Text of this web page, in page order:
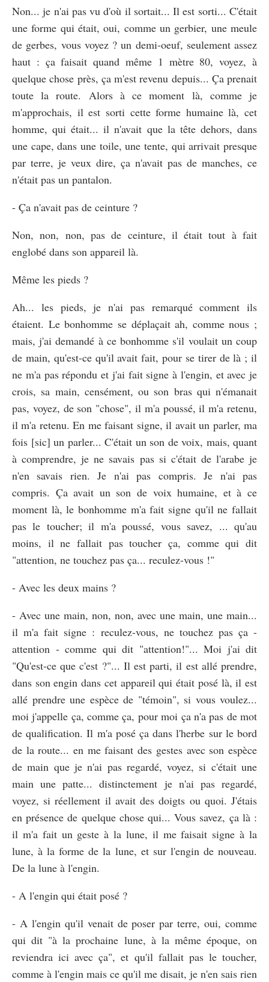
Non... je n'ai pas vu d'où il sortait... Il est sorti... C'était
une forme qui était, oui, comme un gerbier, une meule
de gerbes, vous voyez ? un demi-oeuf, seulement assez
haut : ça faisait quand même 1 mètre 80, voyez, à
quelque chose près, ça m'est revenu depuis... Ça prenait
toute la route. Alors à ce moment là, comme je
m'approchais, il est sorti cette forme humaine là, cet
homme, qui était... il n'avait que la tête dehors, dans
une cape, dans une toile, une tente, qui arrivait presque
par terre, je veux dire, ça n'avait pas de manches, ce
n'était pas un pantalon.
- Ça n'avait pas de ceinture ?
Non, non, non, pas de ceinture, il était tout à fait
englobé dans son appareil là.
Même les pieds ?
Ah... les pieds, je n'ai pas remarqué comment ils
étaient. Le bonhomme se déplaçait ah, comme nous ;
mais, j'ai demandé à ce bonhomme s'il voulait un coup
de main, qu'est-ce qu'il avait fait, pour se tirer de là ; il
ne m'a pas répondu et j'ai fait signe à l'engin, et avec je
crois, sa main, censément, ou son bras qui n'émanait
pas, voyez, de son "chose", il m'a poussé, il m'a retenu,
il m'a retenu. En me faisant signe, il avait un parler, ma
fois [sic] un parler... C'était un son de voix, mais, quant
à comprendre, je ne savais pas si c'était de l'arabe je
n'en savais rien. Je n'ai pas compris. Je n'ai pas
compris. Ça avait un son de voix humaine, et à ce
moment là, le bonhomme m'a fait signe qu'il ne fallait
pas le toucher; il m'a poussé, vous savez, ... qu'au
moins, il ne fallait pas toucher ça, comme qui dit
"attention, ne touchez pas ça... reculez-vous !"
- Avec les deux mains ?
- Avec une main, non, non, avec une main, une main...
il m'a fait signe : reculez-vous, ne touchez pas ça -
attention - comme qui dit "attention!"... Moi j'ai dit
"Qu'est-ce que c'est ?"... Il est parti, il est allé prendre,
dans son engin dans cet appareil qui était posé là, il est
allé prendre une espèce de "témoin", si vous voulez...
moi j'appelle ça, comme ça, pour moi ça n'a pas de mot
de qualification. Il m'a posé ça dans l'herbe sur le bord
de la route... en me faisant des gestes avec son espèce
de main que je n'ai pas regardé, voyez, si c'était une
main une patte... distinctement je n'ai pas regardé,
voyez, si réellement il avait des doigts ou quoi. J'étais
en présence de quelque chose qui... Vous savez, ça là :
il m'a fait un geste à la lune, il me faisait signe à la
lune, à la forme de la lune, et sur l'engin de nouveau.
De la lune à l'engin.
- A l'engin qui était posé ?
- A l'engin qu'il venait de poser par terre, oui, comme
qui dit "à la prochaine lune, à la même époque, on
reviendra ici avec ça", et qu'il fallait pas le toucher,
comme à l'engin mais ce qu'il me disait, je n'en sais rien